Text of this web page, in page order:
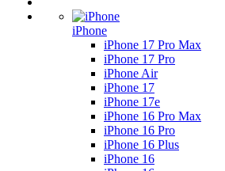
iPhone
iPhone 17 Pro Max
iPhone 17 Pro
iPhone Air
iPhone 17
iPhone 17e
iPhone 16 Pro Max
iPhone 16 Pro
iPhone 16 Plus
iPhone 16